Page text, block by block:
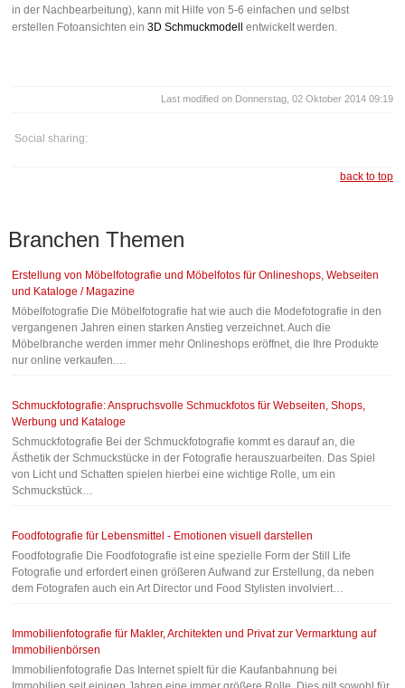
in der Nachbearbeitung), kann mit Hilfe von 5-6 einfachen und selbst
erstellen Fotoansichten ein 3D Schmuckmodell entwickelt werden.
Last modified on Donnerstag, 02 Oktober 2014 09:19
Social sharing:
back to top
Branchen Themen
Erstellung von Möbelfotografie und Möbelfotos für Onlineshops, Webseiten
und Kataloge / Magazine
Möbelfotografie Die Möbelfotografie hat wie auch die Modefotografie in den
vergangenen Jahren einen starken Anstieg verzeichnet. Auch die
Möbelbranche werden immer mehr Onlineshops eröffnet, die Ihre Produkte
nur online verkaufen.…
Schmuckfotografie: Anspruchsvolle Schmuckfotos für Webseiten, Shops,
Werbung und Kataloge
Schmuckfotografie Bei der Schmuckfotografie kommt es darauf an, die
Ästhetik der Schmuckstücke in der Fotografie herauszuarbeiten. Das Spiel
von Licht und Schatten spielen hierbei eine wichtige Rolle, um ein
Schmuckstück…
Foodfotografie für Lebensmittel - Emotionen visuell darstellen
Foodfotografie Die Foodfotografie ist eine spezielle Form der Still Life
Fotografie und erfordert einen größeren Aufwand zur Erstellung, da neben
dem Fotografen auch ein Art Director und Food Stylisten involviert…
Immobilienfotografie für Makler, Architekten und Privat zur Vermarktung auf
Immobilienbörsen
Immobilienfotografie Das Internet spielt für die Kaufanbahnung bei